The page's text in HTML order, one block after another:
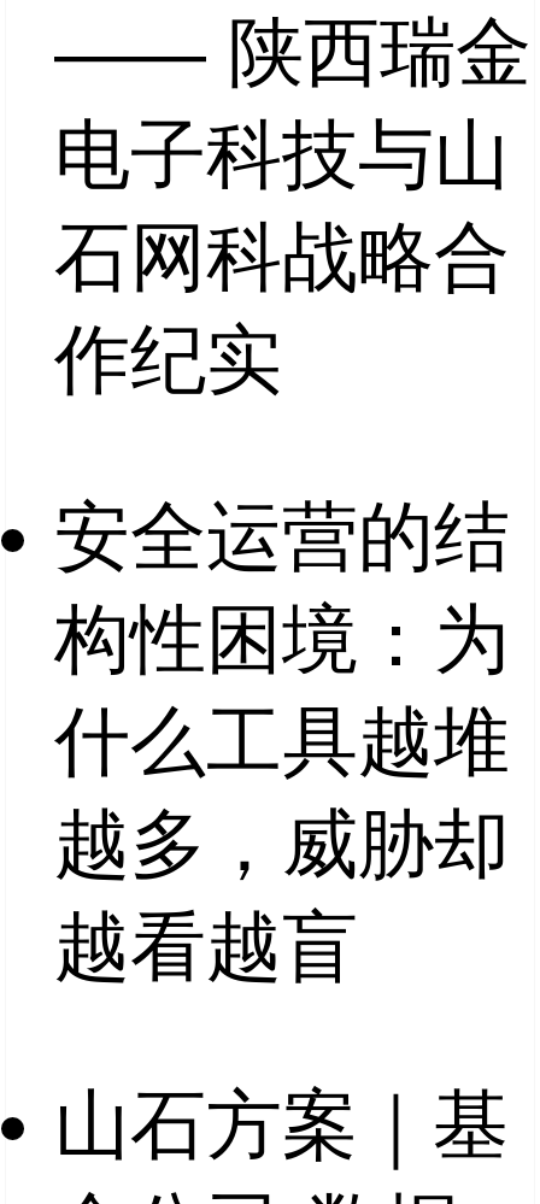
—— 陕西瑞金
电子科技与山
石网科战略合
作纪实
安全运营的结
构性困境：为
什么工具越堆
越多，威胁却
越看越盲
山石方案｜基